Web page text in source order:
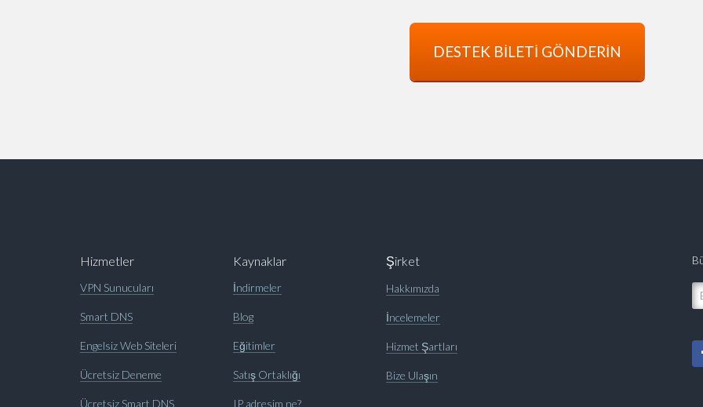
DESTEK BILETI GÖNDERIN
Hizmetler
VPN Sunucuları
Smart DNS
Engelsiz Web Siteleri
Ücretsiz Deneme
Ücretsiz Smart DNS
Kaynaklar
İndirmeler
Blog
Eğitimler
Satış Ortaklığı
IP adresim ne?
Şirket
Hakkımızda
İncelemeler
Hizmet Şartları
Bize Ulaşın